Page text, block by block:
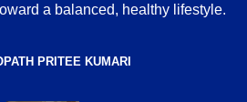
a balanced, healthy lifestyle.
PRITEE KUMARI